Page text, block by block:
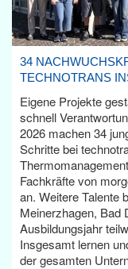
34
TECHNOTRANS
Eigene Projekte
schnell
2026 machen 34
Schritte bei
Fachkräfte von
an. Weitere Talente
Meinerzhagen, Bad
Ausbildungsjahr
Insgesamt lernen
der gesamten